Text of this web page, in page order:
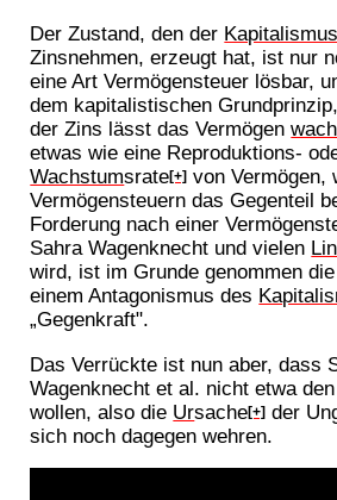
Der Zustand, den der
Zinsnehmen, erzeugt hat, ist nur
eine Art Vermögensteuer lösbar,
dem kapitalistischen
der Zins lässt das Vermögen
etwas wie eine Reproduktions-
Wachstumsrate[+] von Vermögen,
Vermögensteuern das Gegenteil
Forderung nach einer
Sahra Wagenknecht und vielen
wird, ist im Grunde genommen
einem Antagonismus des
„Gegenkraft".
Das Verrückte ist nun aber, dass
Wagenknecht et al. nicht etwa
wollen, also die Ursache[+] der
sich noch dagegen wehren.